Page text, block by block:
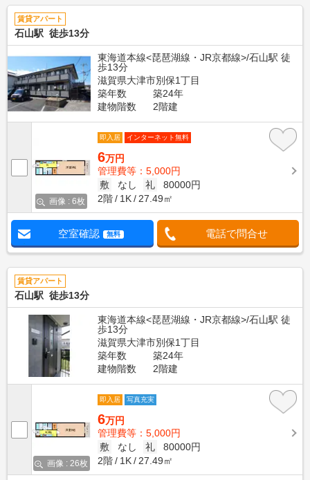
賃貸アパート
石山駅 徒歩13分
東海道本線<琵琶湖線・JR京都線>/石山駅 徒
歩13分
滋賀県大津市別保1丁目
築年数
築24年
建物階数
2階建
画像 : 6枚
即入居 インターネット無料
6万円
管理費等：5,000円
敷
なし 礼
80000円
2階
1K 27.49㎡
空室確認 無料 電話で問合せ
賃貸アパート
石山駅 徒歩13分
東海道本線<琵琶湖線・JR京都線>/石山駅 徒
歩13分
滋賀県大津市別保1丁目
築年数
築24年
建物階数
2階建
画像 : 26枚
即入居 写真充実
6万円
管理費等：5,000円
敷
なし 礼
80000円
2階
1K 27.49㎡